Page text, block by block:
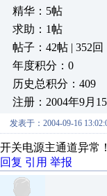
精华：5帖
求助：1帖
帖子：42帖 | 352回
年度积分：0
历史总积分：409
注册：2004年9月15
发表于：2004-09-16
开关电源主通道异常
回复 引用 举报